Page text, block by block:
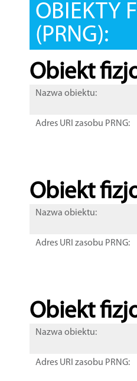
OBIEKTY
(PRNG):
Obiekt
Nazwa obiektu:
Adres URI zasobu PRNG:
Obiekt
Nazwa obiektu:
Adres URI zasobu PRNG:
Obiekt
Nazwa obiektu:
Adres URI zasobu PRNG: